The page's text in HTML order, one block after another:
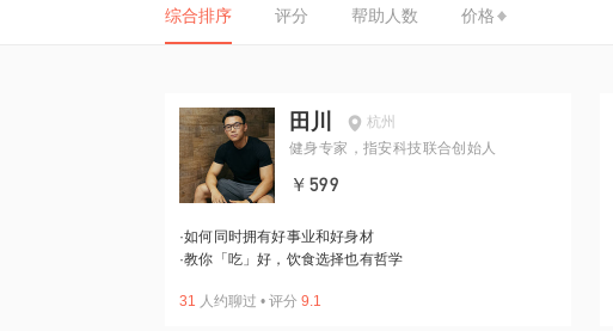
综合排序 评分 帮助人数 价格
田川
杭州
健身专家，指安科技联合创始人
￥599
·如何同时拥有好事业和好身材
·教你「吃」好，饮食选择也有哲学
31 人约聊过 • 评分 9.1